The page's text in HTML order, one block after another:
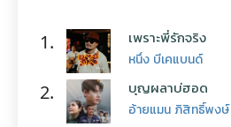
1. เพราะพี่รักจริง
หนึ่ง บีเคแบนด์
2. บุญผลาบ่ฮอด
อ้ายแมน ภิสิทธิ์พงษ์